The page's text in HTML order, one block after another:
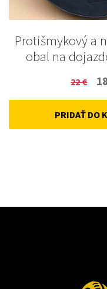
Protišmykový a
obal na
22€ 18
PRIDAŤ DO